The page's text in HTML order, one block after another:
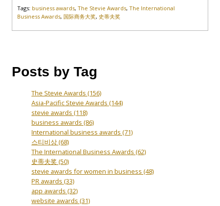
Tags: business awards, The Stevie Awards, The International
Business Awards, 国际商务大奖, 史蒂夫奖
Posts by Tag
The Stevie Awards (156)
Asia-Pacific Stevie Awards (144)
stevie awards (118)
business awards (86)
International business awards (71)
스티비상(68)
The International Business Awards (62)
史蒂夫奖 (50)
stevie awards for women in business (48)
PR awards (33)
app awards (32)
website awards (31)